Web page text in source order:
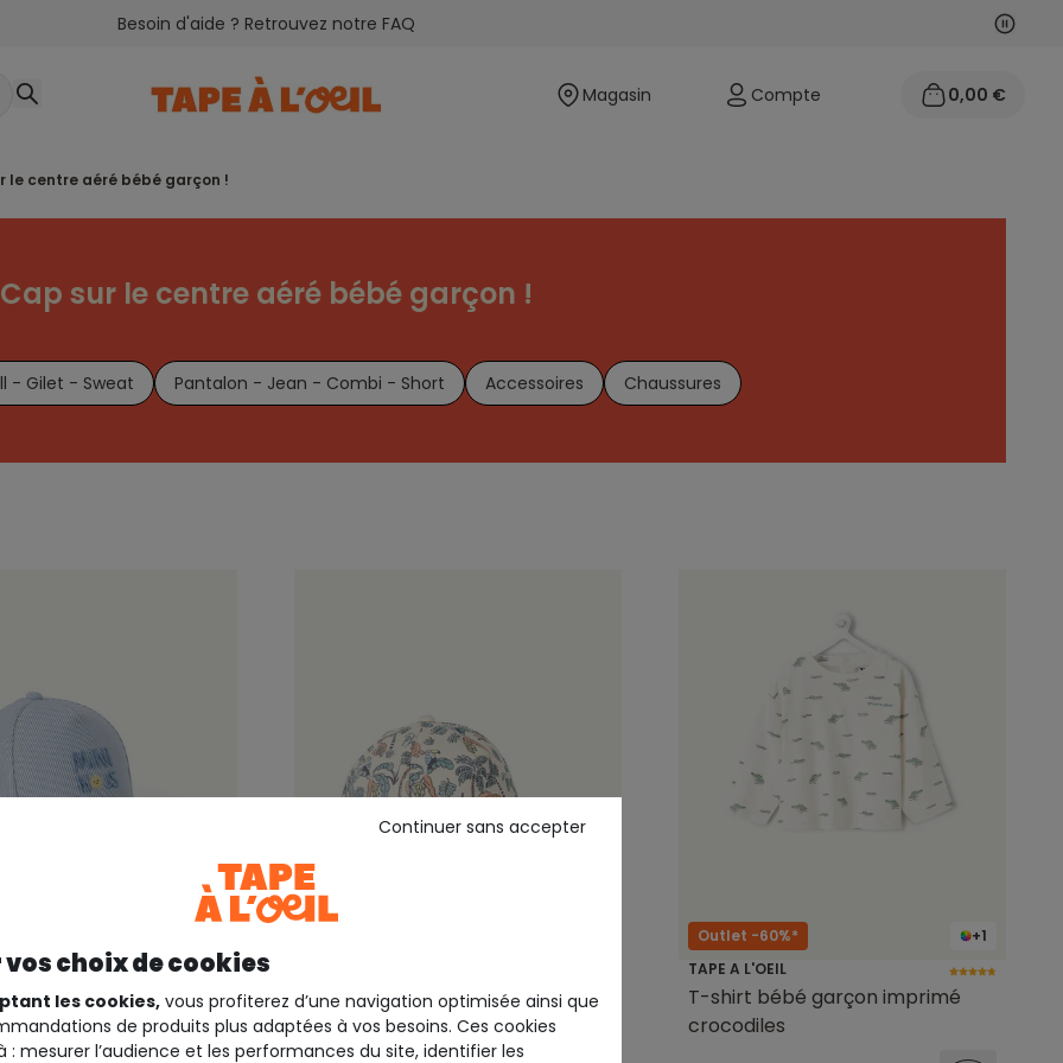
Besoin d'aide ? Retrouvez notre FAQ
Magasin Compte 0,00 €
le centre aéré bébé garçon !
Cap sur le centre aéré bébé garçon !
- Gilet - Sweat Pantalon - Jean - Combi - Short Accessoires Chaussures
bébé garçon rayée
Casquette bébé garçon imprimé
jungle
+1
Outlet -60%*
TAPE A L'OEIL
T-shirt bébé garçon imprimé
crocodiles
vos choix de cookies
les cookies, vous profiterez d’une navigation optimisée ainsi que
de produits plus adaptées à vos besoins. Ces cookies
: mesurer l’audience et les performances du site, identifier les
Continuer sans accepter